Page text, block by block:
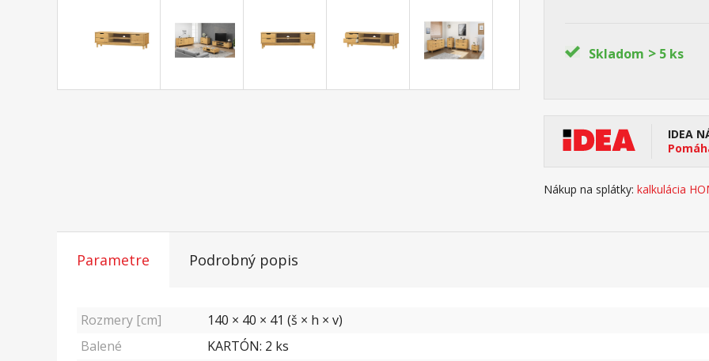
Skladom > 5 ks
IDEA
Nákup na splátky: kalkulácia
Parametre Podrobný popis
Rozmery [cm]
140 × 40 × 41 (š × h × v)
Balené
KARTÓN: 2 ks